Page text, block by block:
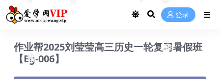
❅
❅
❅
❅ ❅ 登录
作业帮2025刘莹莹高三历史一轮复习暑假班
【Eg-006】